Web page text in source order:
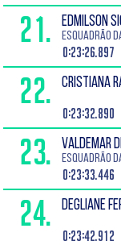
21. EDMILSON
Esquadrão
0:23:26.897
22. CRISTIANA
0:23:32.890
23. VALDEMAR
Esquadrão
0:23:33.446
24. DEGLIANE
0:23:42.912